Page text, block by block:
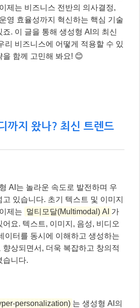
제는 비즈니스 전반의 의사결정,
영 효율성까지 혁신하는 핵심 기술
죠. 이 글을 통해 생성형 AI의 최신
리 비즈니스에 어떻게 적용할 수 있
을 함께 고민해 봐요! 😊
까지 왔나? 최신 트렌드
AI는 놀라운 속도로 발전하며 우
있습니다. 초기 텍스트 및 이미지
제는 멀티모달(Multimodal) AI 가
요. 텍스트, 이미지, 음성, 비디오
이터를 동시에 이해하고 생성하는
향상되면서, 더욱 복잡하고 창의적
습니다.
personalization) 는 생성형 AI의